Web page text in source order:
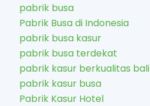
pabrik busa
Pabrik Busa di Indonesia
pabrik busa kasur
pabrik busa terdekat
pabrik kasur berkualitas bali
pabrik kasur busa
Pabrik Kasur Hotel